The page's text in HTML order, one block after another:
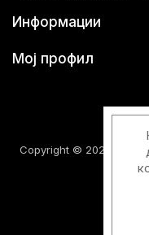
Информации
Мој профил
Copyright © 2026